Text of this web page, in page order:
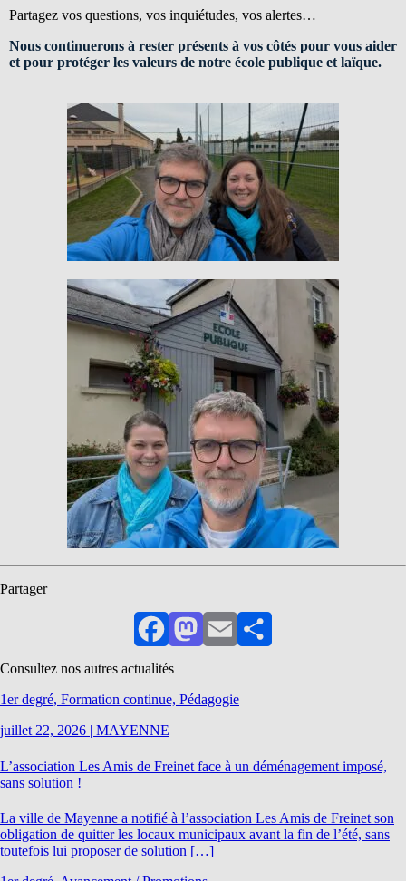
Partagez vos questions, vos inquiétudes, vos alertes…
Nous continuerons à rester présents à vos côtés pour vous aider
et pour protéger les valeurs de notre école publique et laïque.
Partager
FacebookMastodon
EmailPartager
Consultez nos autres actualités
1er degré, Formation continue, Pédagogie
juillet 22, 2026 | MAYENNE
L’association Les Amis de Freinet face à un déménagement imposé,
sans solution !
La ville de Mayenne a notifié à l’association Les Amis de Freinet son
obligation de quitter les locaux municipaux avant la fin de l’été, sans
toutefois lui proposer de solution […]